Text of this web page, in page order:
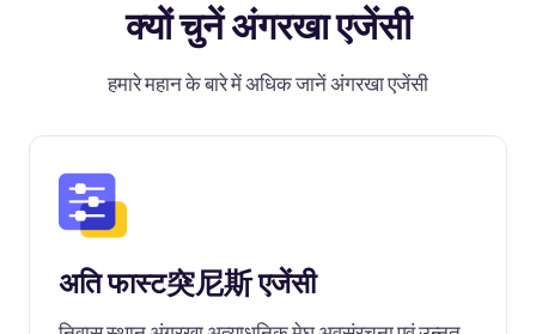
क्यों चुनें अंगरखा एजेंसी
हमारे महान के बारे में अधिक जानें अंगरखा एजेंसी
अति फास्ट突尼斯 एजेंसी